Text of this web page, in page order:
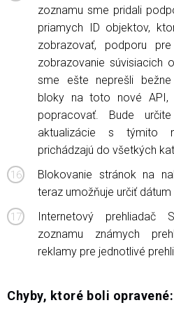
zoznamu sme pridali
priamych ID objektov,
zobrazovať, podporu
zobrazovanie súvisiacich
sme ešte neprešli bežne
bloky na toto nové API,
popracovať. Bude
aktualizácie s týmito
prichádzajú do všetkých
Blokovanie stránok na
teraz umožňuje určiť
Internetový prehliadač
zoznamu známych
reklamy pre jednotlivé
Chyby, ktoré boli opravené: